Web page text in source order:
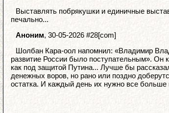
Выставлять побрякушки и единичные
печально...
Аноним, 30-05-2026 #28[com]
Шолбан Кара-оол напомнил: «Владимир
развитие России было поступательным». Он
как под защитой Путина... Лучше бы
денежных воров, но рано или поздно
остатка. И каждый день их нужно все